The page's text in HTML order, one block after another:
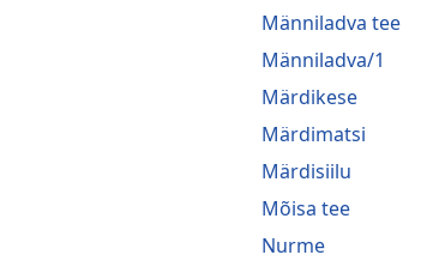
Männiladva tee
Männiladva/1
Märdikese
Märdimatsi
Märdisiilu
Mõisa tee
Nurme